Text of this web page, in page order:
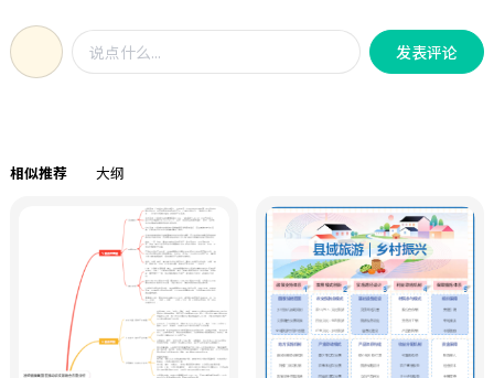
设计了多条详版与备用路线，标注各
景点游览时长与实用提示。 安全管理
总结复盘，为后续活动优化提供依
据。
等），共同作用于消费决策。 决策流
程遵循 “问题识别→信息搜集→方案
理了尼科西亚模式、霍华德 - 谢思模式
等经典决策模型，并提供深度访谈、
定量调研等研究方法，为旅游消费行
为分析提供理论与实践工具。
合品种、规模、花期管理等产业要
素，叠加节庆活动与文化 IP，打造核
心引流引擎。核心业态（02） 围绕吸
上融合文旅服务、商业消费等第三产
业，形成 “农文旅” 深度融合的产业
闭环。支撑与保障体系（04） 以交
通、公共服务、政策法规为底层支
撑，保障产业链稳定运行。综合效益
与趋势（05） 最终实现经济效益、文
化效益与生态效益的统一，应对季节
发表评论
相似推荐 大纲